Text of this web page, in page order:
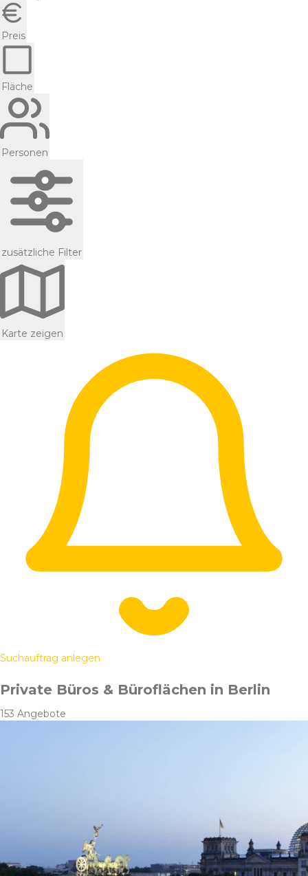
Preis
Fläche
Personen
zusätzliche Filter
Karte zeigen
Suchauftrag anlegen
Private Büros & Büroflächen in Berlin
153 Angebote